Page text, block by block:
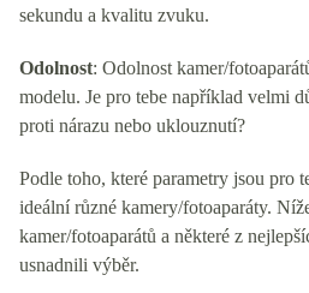
sekundu a kvalitu zvuku.
Odolnost: Odolnost kamer/
modelu. Je pro tebe například velmi
proti nárazu nebo uklouznutí?
Podle toho, které parametry jsou pro
ideální různé kamery/fotoaparáty.
kamer/fotoaparátů a některé z
usnadnili výběr.